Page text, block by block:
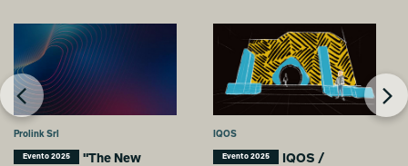
Prolink Srl
Evento 2025
"The New
IQOS
Evento 2025
IQOS /